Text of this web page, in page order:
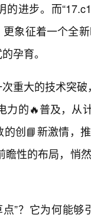
进步。而
象征着一个全
孕育。
重大的技术突
力的🔥普及，从
创📘新激情，
瞻性的布局，悄
点”？它为何能